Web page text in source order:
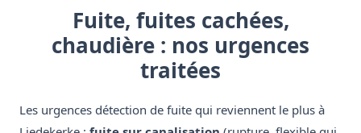
Fuite, fuites cachées,
chaudière : nos urgences
traitées
Les urgences détection de fuite qui reviennent le plus à